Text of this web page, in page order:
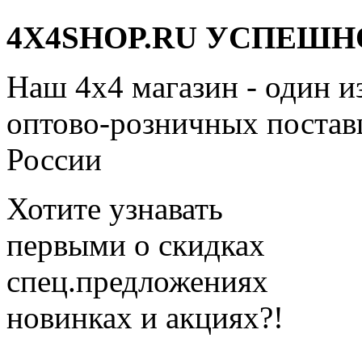
4X4SHOP.RU
Наш 4x4 магазин - один
оптово-розничных
России
Хотите узнавать
первыми о скидках
спец.предложениях
новинках и акциях?!